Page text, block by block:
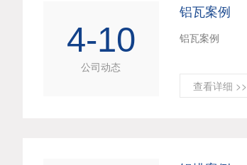
4-10
公司动态
铝瓦案例
铝瓦案例
查看详细 >>